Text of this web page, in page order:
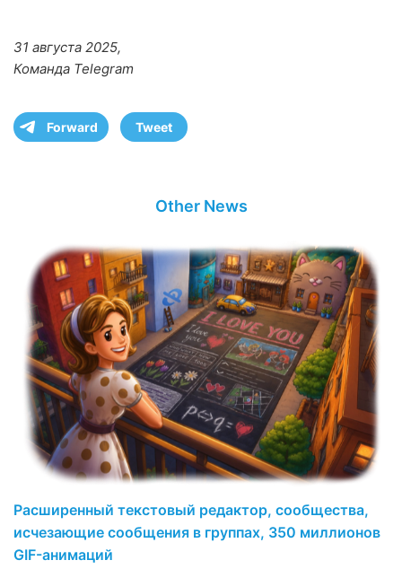
31 августа 2025,
Команда Telegram
Forward Tweet
Other News
Расширенный текстовый редактор, сообщества,
исчезающие сообщения в группах, 350 миллионов
GIF-анимаций